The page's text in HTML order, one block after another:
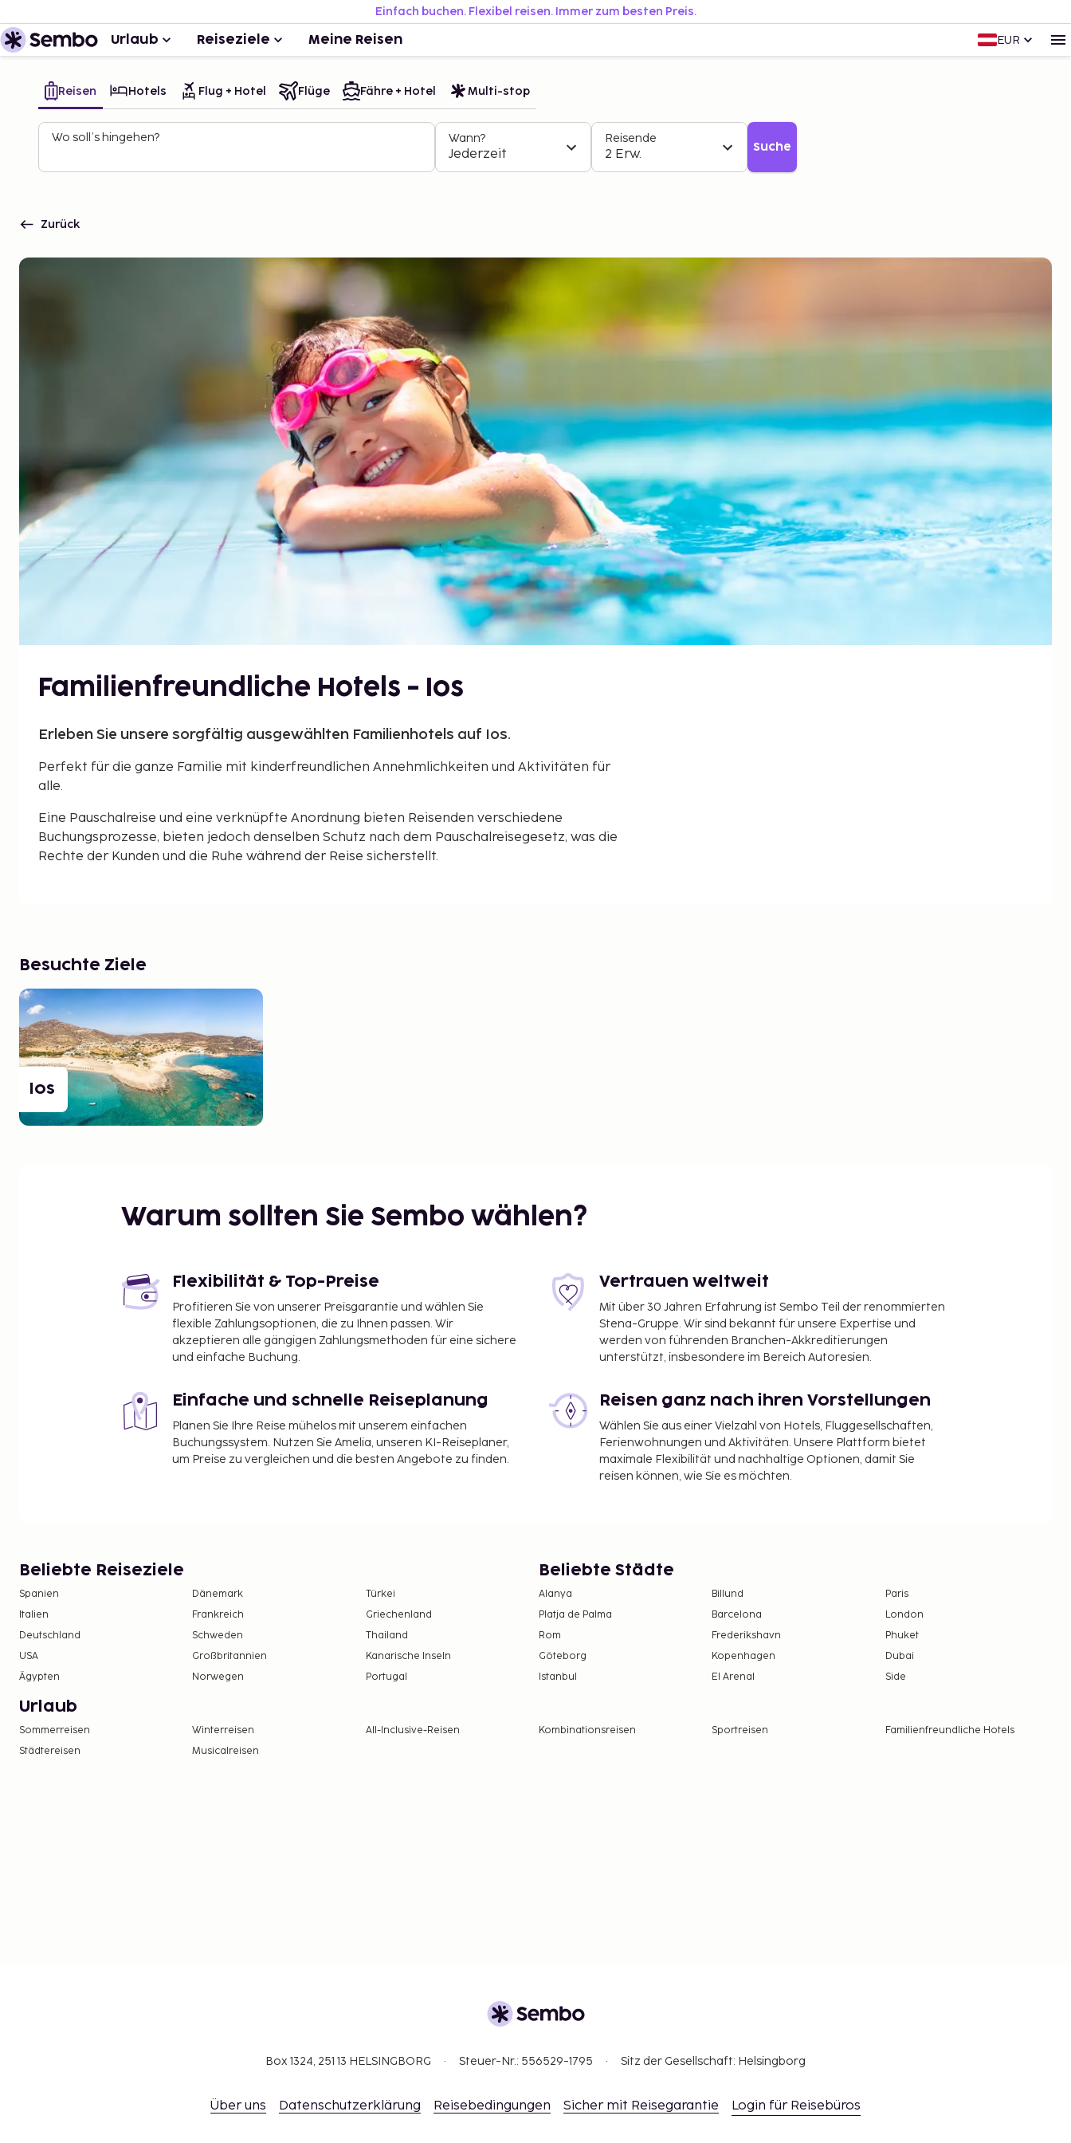
Einfach buchen. Flexibel reisen. Immer zum besten Preis.
Urlaub Reiseziele Meine Reisen EUR
Reisen Hotels Flug + Hotel Flüge Fähre + Hotel Multi-stop
Wo soll’s hingehen? Wann?
Jederzeit
Reisende
2 Erw. Suche
Zurück
Familienfreundliche Hotels - Ios
Erleben Sie unsere sorgfältig ausgewählten Familienhotels auf Ios.
Perfekt für die ganze Familie mit kinderfreundlichen Annehmlichkeiten und Aktivitäten für
alle.
Eine Pauschalreise und eine verknüpfte Anordnung bieten Reisenden verschiedene
Buchungsprozesse, bieten jedoch denselben Schutz nach dem Pauschalreisegesetz, was die
Rechte der Kunden und die Ruhe während der Reise sicherstellt.
Besuchte Ziele
Ios
Warum sollten Sie Sembo wählen?
Flexibilität & Top-Preise
Profitieren Sie von unserer Preisgarantie und wählen Sie
flexible Zahlungsoptionen, die zu Ihnen passen. Wir
akzeptieren alle gängigen Zahlungsmethoden für eine sichere
und einfache Buchung.
Vertrauen weltweit
Mit über 30 Jahren Erfahrung ist Sembo Teil der renommierten
Stena-Gruppe. Wir sind bekannt für unsere Expertise und
werden von führenden Branchen-Akkreditierungen
unterstützt, insbesondere im Bereich Autoresien.
Einfache und schnelle Reiseplanung
Planen Sie Ihre Reise mühelos mit unserem einfachen
Buchungssystem. Nutzen Sie Amelia, unseren KI-Reiseplaner,
um Preise zu vergleichen und die besten Angebote zu finden.
Reisen ganz nach ihren Vorstellungen
Wählen Sie aus einer Vielzahl von Hotels, Fluggesellschaften,
Ferienwohnungen und Aktivitäten. Unsere Plattform bietet
maximale Flexibilität und nachhaltige Optionen, damit Sie
reisen können, wie Sie es möchten.
Beliebte Reiseziele
Spanien Dänemark
Türkei
Italien
Frankreich
Griechenland
Deutschland
Schweden
Thailand
USA
Großbritannien
Kanarische Inseln
Ägypten
Norwegen Portugal
Beliebte Städte
Alanya Billund
Paris
Platja de Palma
Barcelona
London
Rom
Frederikshavn
Phuket
Göteborg
Kopenhagen
Dubai
Istanbul
El Arenal Side
Urlaub
Sommerreisen Winterreisen All-Inclusive-Reisen Kombinationsreisen Sportreisen
Familienfreundliche Hotels
Städtereisen
Musicalreisen
Box 1324, 251 13 HELSINGBORG Steuer-Nr.: 556529-1795 Sitz der Gesellschaft: Helsingborg
Über uns Datenschutzerklärung Reisebedingungen Sicher mit Reisegarantie Login für Reisebüros